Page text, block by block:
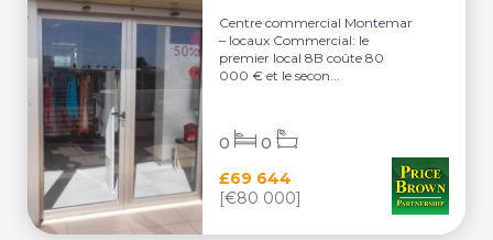
Centre commercial Montemar
– locaux Commercial: le
premier local 8B coûte 80
000 € et le secon...
£69 644
[€80 000]
0 0